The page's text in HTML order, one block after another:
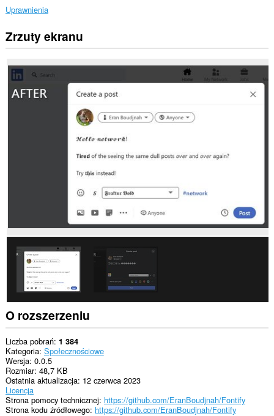
Uprawnienia
To
rozszerzenie
uzyskać
dostęp
Twoich
Twojej
Zrzuty ekranu
O rozszerzeniu
Liczba pobrań 1 384
Kategoria Społecznościowe
Wersja 0.0.5
Rozmiar 48,7 KB
Ostatnia aktualizacja 12 czerwca 2023
Licencja
Strona pomocy technicznej https://github.com/EranBoudjnah/Fontify
Strona kodu źródłowego https://github.com/EranBoudjnah/Fontify